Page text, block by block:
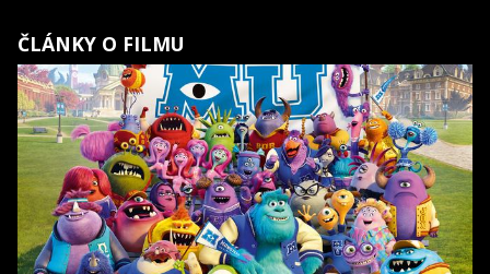
ČLÁNKY O FILMU